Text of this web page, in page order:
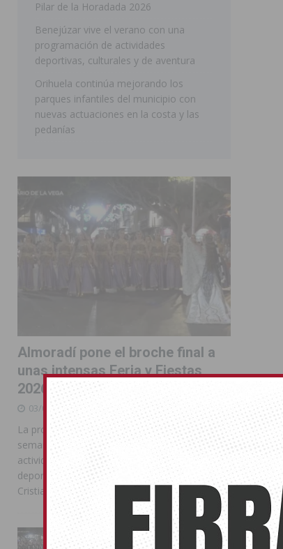
Pilar de la Horadada 2026
Benejúzar vive el verano con una
programación de actividades
deportivas, culturales y de aventura
Orihuela continúa mejorando los
parques infantiles del municipio con
nuevas actuaciones en la costa y las
pedanías
Almoradí pone el broche final a
unas intensas Feria y Fiestas
2026
03/08/2026
La programación reunió durante más de una
semana actos institucionales, conciertos,
actividades familiares, competiciones
deportivas y las celebraciones de Moros y
Cristianos
La Entrada Cristiana llena de
esplendor las calles de